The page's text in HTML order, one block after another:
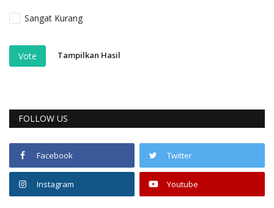
Sangat Kurang
Vote Tampilkan Hasil
FOLLOW US
Facebook Twitter
Instagram Youtube